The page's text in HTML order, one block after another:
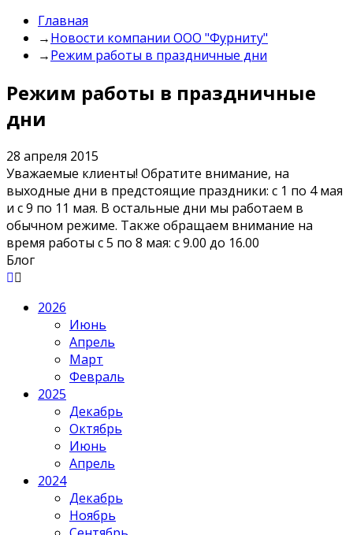
Главная
→Новости компании ООО "Фурниту"
→Режим работы в праздничные дни
Режим работы в праздничные
дни
28 апреля 2015
Уважаемые клиенты! Обратите внимание, на
выходные дни в предстоящие праздники: с 1 по 4 мая
и с 9 по 11 мая. В остальные дни мы работаем в
обычном режиме. Также обращаем внимание на
время работы с 5 по 8 мая: с 9.00 до 16.00
Блог
2026
Июнь
Апрель
Март
Февраль
2025
Декабрь
Октябрь
Июнь
Апрель
2024
Декабрь
Ноябрь